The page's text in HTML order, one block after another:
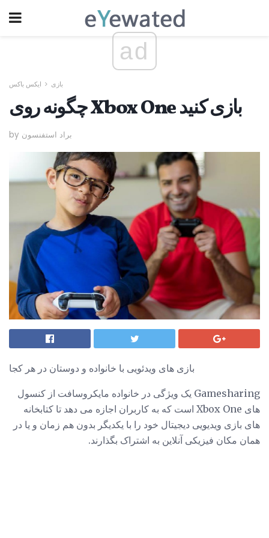
ad
بازی ایکس باکس
چگونه روی Xbox One بازی کنید
by براد استفنسون
بازی های ویدئویی با خانواده و دوستان در هر کجا
Gamesharing یک ویژگی در خانواده مایکروسافت از کنسول
های Xbox One است که به کاربران اجازه می دهد تا کتابخانه
های بازی ویدیویی دیجیتال خود را با یکدیگر بدون هم زمان و یا در
همان مکان فیزیکی آنلاین به اشتراک بگذارند.